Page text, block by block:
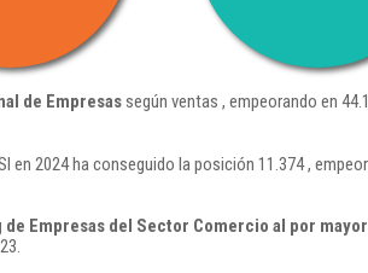
de Empresassegún ventas , empeorando en
en 2024 ha conseguido la posición 11.374 ,
de Empresas del Sector Comercio al por